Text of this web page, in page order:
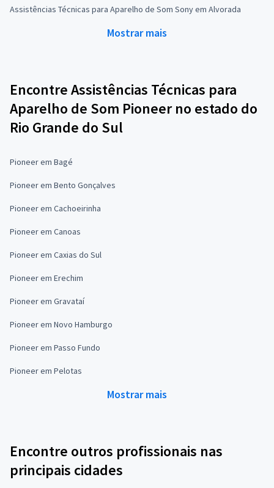
Assistências Técnicas para Aparelho de Som Sony em Alvorada
Mostrar mais
Encontre Assistências Técnicas para
Aparelho de Som Pioneer no estado do
Rio Grande do Sul
Pioneer em Bagé
Pioneer em Bento Gonçalves
Pioneer em Cachoeirinha
Pioneer em Canoas
Pioneer em Caxias do Sul
Pioneer em Erechim
Pioneer em Gravataí
Pioneer em Novo Hamburgo
Pioneer em Passo Fundo
Pioneer em Pelotas
Mostrar mais
Encontre outros profissionais nas
principais cidades